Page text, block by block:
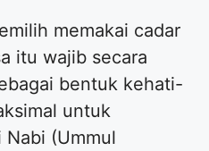
memakai cadar
itu wajib secara
bentuk kehati-
untuk
(Ummul